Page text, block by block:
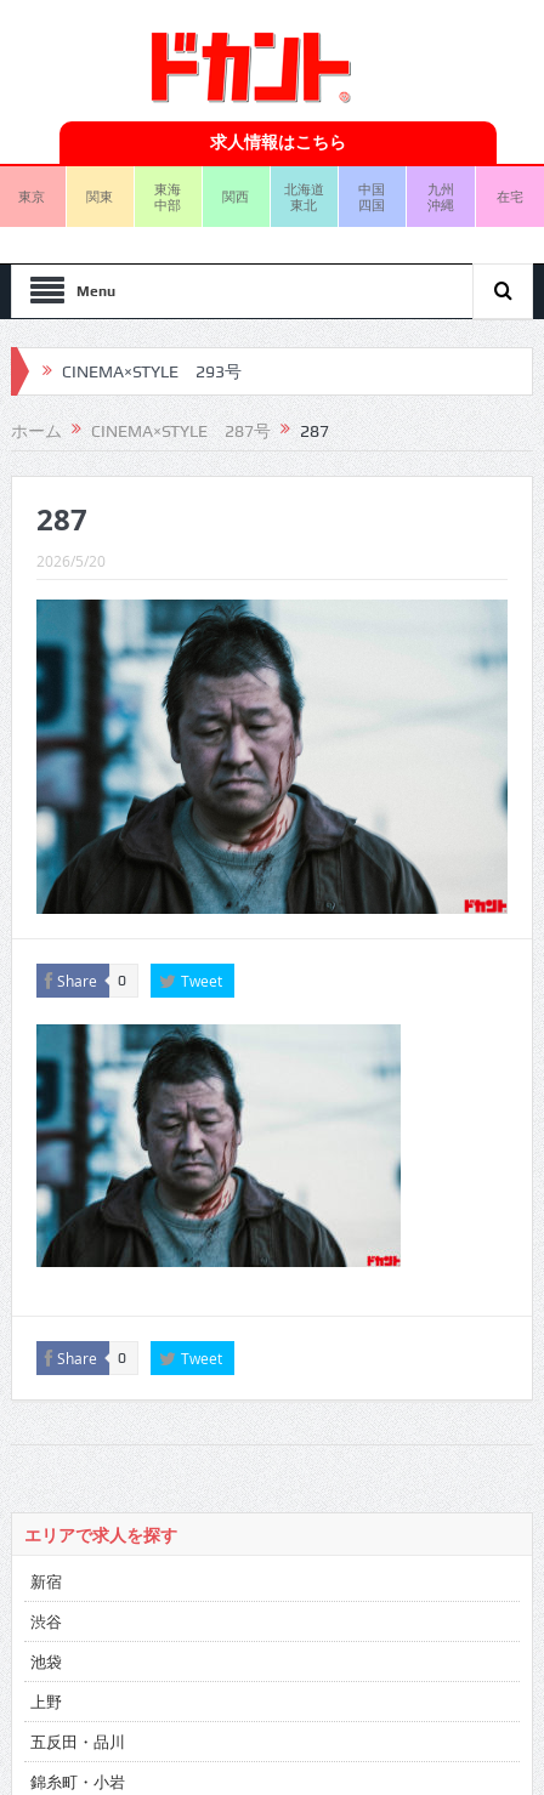
求人情報はこちら
東京 関東
東海
中部
関西
北海道
東北
中国
四国
九州
沖縄
在宅
Menu
CINEMA×STYLE 293号
CINEMA×STYLE 292号
CINEMA×STYLE 291号
CINEMA×STYLE 290号
CINEMA×STYLE 289号
CINEMA×STYLE 288号
CINEMA×STYLE 287号
CINEMA×STYLE 286号
CINEMA×STYLE 285号
CINEMA×STYLE 294号
ホーム CINEMA×STYLE 287号 287
287
2026/5/20
Share 0 Tweet
Share 0 Tweet
エリアで求人を探す
新宿
渋谷
池袋
上野
五反田・品川
錦糸町・小岩